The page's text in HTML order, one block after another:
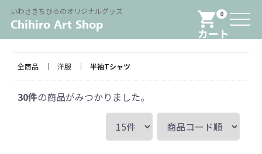
0
カート
いわさきちひろのオリジナルグッズ Menu
全商品 洋服 半袖Tシャツ
30件の商品がみつかりました。